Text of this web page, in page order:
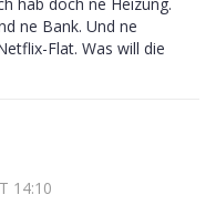
hab doch ne Heizung.
ne Bank. Und ne
Flat. Was will die
14:10